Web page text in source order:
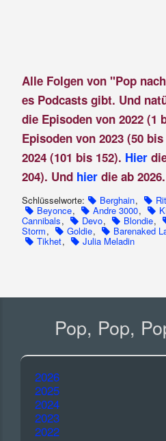
Alle Folgen von "Pop
es Podcasts gibt. Und
die Episoden von 2022 (1
Episoden von 2023 (50 bis
2024 (101 bis 152). Hier
204). Und hier die ab 2026.
Schlüsselworte: Berghain,
Beyonce, Andre 3000,
Cannibals, Devo, Blondie,
Storm, Goldie, Barenaked
Tikhet, Julia Meladin
Pop, Pop,
2026
2025
2024
2023
2022